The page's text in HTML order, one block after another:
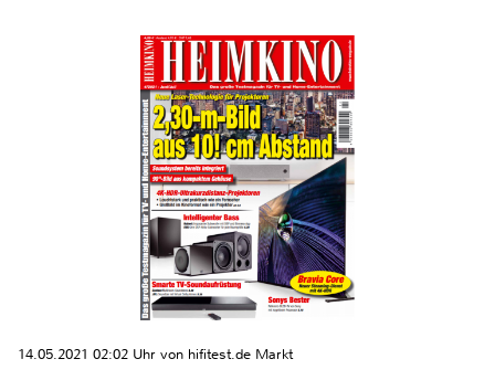
14.05.2021 02:02 Uhr von hifitest.de Markt